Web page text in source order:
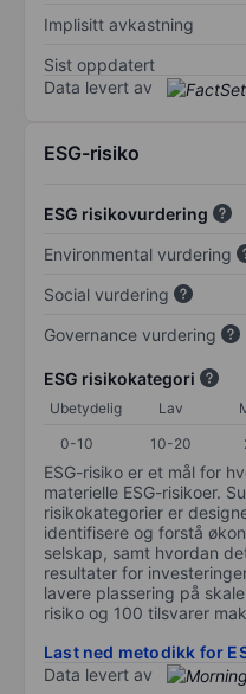
Implisitt avkastning
Sist oppdatert
Data levert av
ESG-risiko
ESG risikovurdering
Environmental vurdering
Social vurdering
Governance vurdering
ESG risikokategori
Ubetydelig Lav
0-10
10-20
ESG-risiko er et mål for
materielle ESG-risikoer.
risikokategorier er
identifisere og forstå
selskap, samt hvordan
resultater for
lavere plassering på
risiko og 100 tilsvarer
Last ned metodikk for
Data levert av